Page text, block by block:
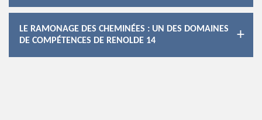
LE RAMONAGE DES CHEMINÉES : UN DES DOMAINES
DE COMPÉTENCES DE RENOLDE 14